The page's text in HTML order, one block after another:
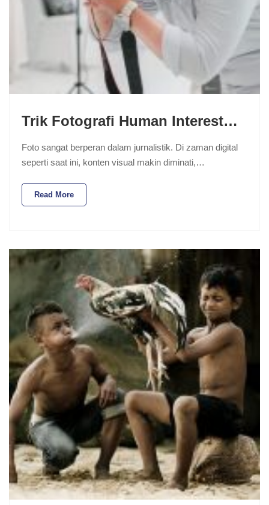
Trik Fotografi Human Interest…
Foto sangat berperan dalam jurnalistik. Di zaman digital
seperti saat ini, konten visual makin diminati,…
Read More